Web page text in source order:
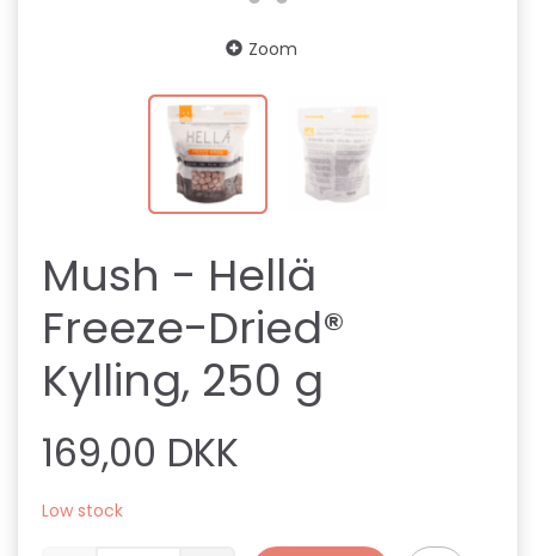
Zoom
Mush - Hellä
Freeze-Dried®
Kylling, 250 g
169,00 DKK
Low stock